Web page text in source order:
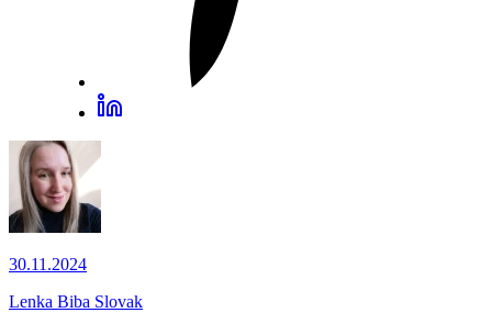
30.11.2024
Lenka Biba Slovak